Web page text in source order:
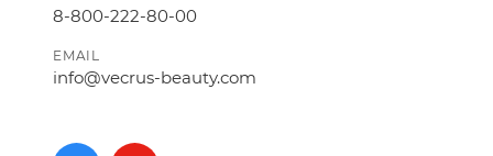
8-800-222-80-00
EMAIL
info@vecrus-beauty.com